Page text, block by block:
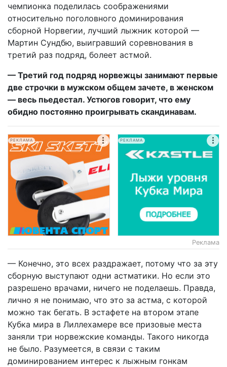
чемпионка поделилась соображениями
относительно поголовного доминирования
сборной Норвегии, лучший лыжник которой —
Мартин Сундбю, выигравший соревнования в
третий раз подряд, болеет астмой.
— Третий год подряд норвежцы занимают первые
две строчки в мужском общем зачете, в женском
— весь пьедестал. Устюгов говорит, что ему
обидно постоянно проигрывать скандинавам.
РЕКЛАМА РЕКЛАМА
Реклама
— Конечно, это всех раздражает, потому что за эту
сборную выступают одни астматики. Но если это
разрешено врачами, ничего не поделаешь. Правда,
лично я не понимаю, что это за астма, с которой
можно так бегать. В эстафете на втором этапе
Кубка мира в Лиллехамере все призовые места
заняли три норвежские команды. Такого никогда
не было. Разумеется, в связи с таким
доминированием интерес к лыжным гонкам